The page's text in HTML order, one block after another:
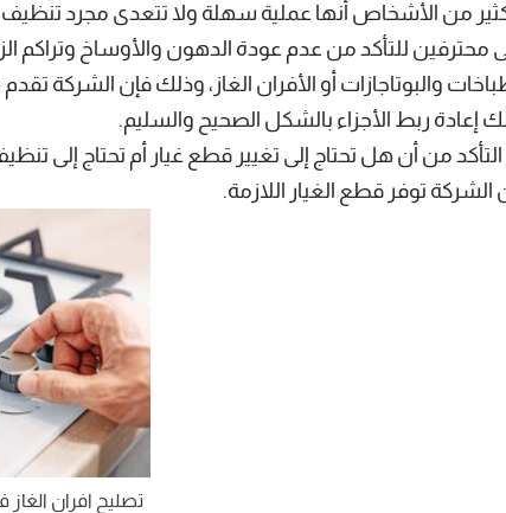
من الأشخاص أنها عملية سهلة ولا تتعدى مجرد تنظيف
محترفين للتأكد من عدم عودة الدهون والأوساخ وتراكم
والبوتاجازات أو الأفران الغاز، وذلك فإن الشركة
إعادة ربط الأجزاء بالشكل الصحيح والسليم.
من أن هل تحتاج إلى تغيير قطع غيار أم تحتاج إلى
الشركة توفر قطع الغيار اللازمة.
تصليح افران